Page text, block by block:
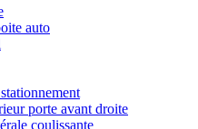
auto
porte avant droite
coulissante